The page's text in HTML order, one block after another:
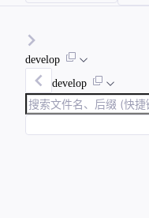
develop
develop